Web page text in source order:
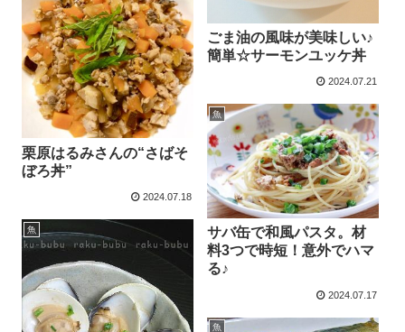
ごま油の風味が美味しい♪
簡単☆サーモンユッケ丼
2024.07.21
栗原はるみさんの“さばそ
ぼろ丼”
2024.07.18
魚
サバ缶で和風パスタ。材
料3つで時短！意外でハマ
る♪
2024.07.17
魚
魚